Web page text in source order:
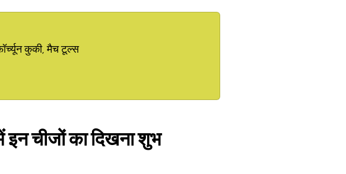
कुकी, मैच टूल्स
चीजों का दिखना शुभ